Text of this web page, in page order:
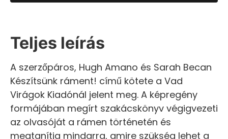
Teljes leírás
A szerzőpáros, Hugh Amano és Sarah Becan
Készítsünk ráment! című kötete a Vad
Virágok Kiadónál jelent meg. A képregény
formájában megírt szakácskönyv végigvezeti
az olvasóját a rámen történetén és
megtanítja mindarra, amire szükség lehet a